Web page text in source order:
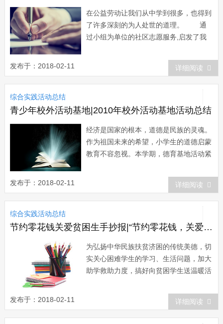
在公益劳动让我们从中学到很多，也得到
了许多深刻的为人处世的道理。 通
过小组为单位的社区志愿服务,启发了我
有所感悟的亮点,引导我们去了解社会、
感受社会。在清明植树中同学们毫不嫌
脏、耐心、充分发扬不怕苦不怕累的作风
干的热火朝天，看着自己的劳动成果，同
学们倍感自...
发布于：2018-02-11 详细阅读
综合实践活动总结
青少年校外活动基地|2010年校外活动基地活动总结
经济是国家的根本，道德是民族的灵魂。
作为祖国未来的希望，小学生的道德启蒙
教育不容忽视。本学期，德育基地活动紧
营造有利于学生思想道德素质健康发展的
良好氛围，德育基地活动以学生发展为
本，全面贯彻素质教育，通过德育基地活
动培养爱祖国、爱家乡、爱人民、爱劳
动、爱学习的...
发布于：2018-02-11 详细阅读
综合实践活动总结
节约零花钱关爱贫困生手抄报|“节约零花钱，关爱贫困生”扶贫助学活动总结
为弘扬中华民族扶贫济困的传统美德，切
实关心困难学生的学习、生活问题，加大
助学救助力度，搞好向贫困学生送温暖活
展了一次“节约零花钱、关爱贫困生”新春
扶学助贫活动。现将具体情况总结如
下： 一、大力宣传，营造热心助学的
发布于：2018-02-11 详细阅读